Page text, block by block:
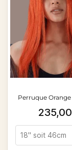
Perruque Orange
Prix